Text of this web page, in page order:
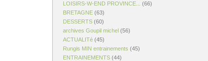
LOISIRS-W-END PROVINCE...
(66)
BRETAGNE (63)
DESSERTS (60)
archives Goupil michel (56)
ACTUALITé (45)
Rungis MIN entrainements (45)
ENTRAINEMENTS (44)